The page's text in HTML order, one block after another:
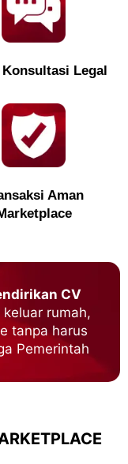
Legal
Aman
CV
rumah,
tanpa harus
Pemerintah